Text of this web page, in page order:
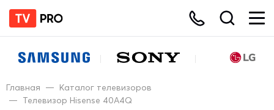
Главная — Каталог телевизоров
— Телевизор Hisense 40A4Q